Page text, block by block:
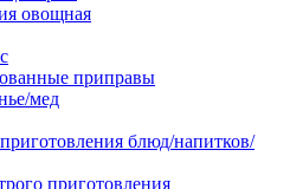
овощная
приправы
мед
блюд/напитков/
приготовления